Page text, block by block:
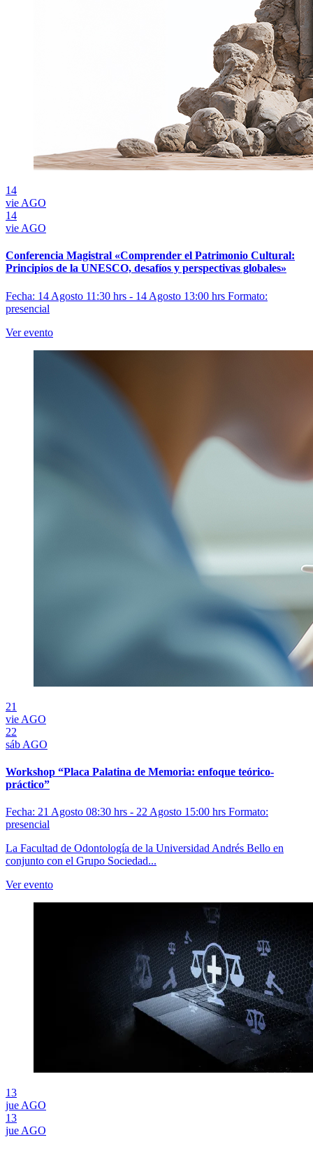
14
vie AGO
14
vie AGO
Conferencia Magistral «Comprender el Patrimonio Cultural:
Principios de la UNESCO, desafíos y perspectivas globales»
Fecha: 14 Agosto 11:30 hrs - 14 Agosto 13:00 hrs Formato:
presencial
Ver evento
21
vie AGO
22
sáb AGO
Workshop “Placa Palatina de Memoria: enfoque teórico-
práctico”
Fecha: 21 Agosto 08:30 hrs - 22 Agosto 15:00 hrs Formato:
presencial
La Facultad de Odontología de la Universidad Andrés Bello en
conjunto con el Grupo Sociedad...
Ver evento
13
jue AGO
13
jue AGO